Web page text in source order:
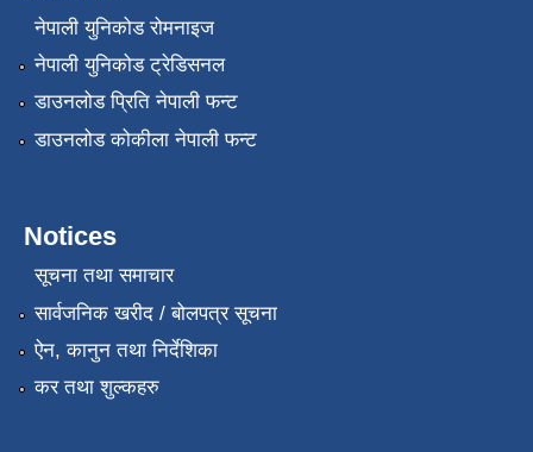
नेपाली युनिकोड रोमनाइज
नेपाली युनिकोड ट्रेडिसनल
डाउनलोड प्रिति नेपाली फन्ट
डाउनलोड कोकीला नेपाली फन्ट
Notices
सूचना तथा समाचार
सार्वजनिक खरीद / बोलपत्र सूचना
ऐन, कानुन तथा निर्देशिका
कर तथा शुल्कहरु